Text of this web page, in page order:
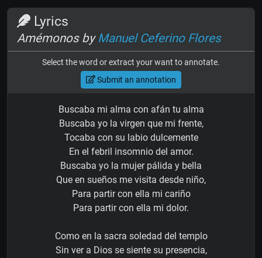
Lyrics
Amémonos byManuel Ceferino Flores
Select the word or extract your want to annotate.
Submit an annotation
Buscaba mi alma con afán tu alma
Buscaba yo la virgen que mi frente,
Tocaba con su labio dulcemente
En el febril insomnio del amor.
Buscaba yo la mujer pálida y bella
Que en sueños me visita desde niño,
Para partir con ella mi cariño
Para partir con ella mi dolor.
Como en la sacra soledad del templo
Sin ver a Dios se siente su presencia,